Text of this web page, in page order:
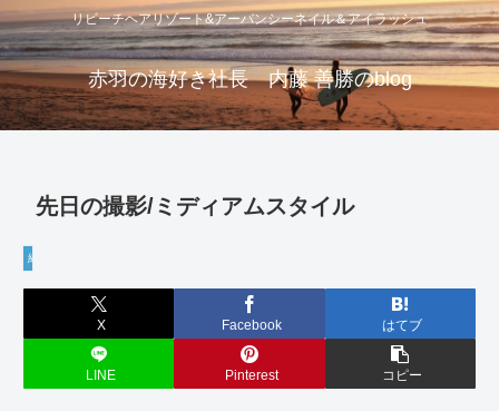
リビーチヘアリゾート&アーバンシーネイル＆アイラッシュ
赤羽の海好き社長 内藤 善勝のblog
先日の撮影/ミディアムスタイル
経営・学び
X Facebook はてブ
LINE Pinterest コピー